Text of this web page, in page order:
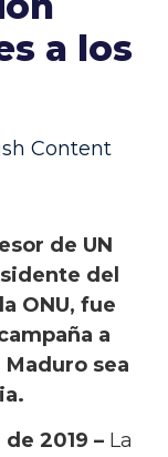
a los
Content
de UN
del
ONU, fue
a
sea
2019 – La